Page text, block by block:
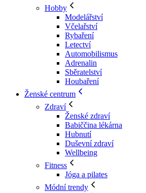
Hobby
Modelářství
Včelařství
Rybaření
Letectví
Automobilismus
Adrenalin
Sběratelství
Houbaření
Ženské centrum
Zdraví
Ženské zdraví
Babiččina lékárna
Hubnutí
Duševní zdraví
Wellbeing
Fitness
Jóga a pilates
Módní trendy